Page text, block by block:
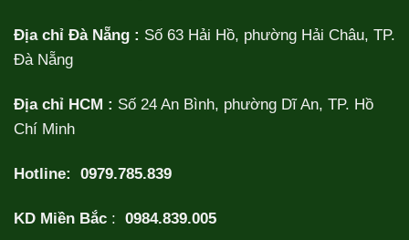
Địa chỉ Đà Nẵng : Số 63 Hải Hồ, phường Hải Châu, TP.
Đà Nẵng
Địa chỉ HCM : Số 24 An Bình, phường Dĩ An, TP. Hồ
Chí Minh
Hotline: 0979.785.839
KD Miền Bắc : 0984.839.005